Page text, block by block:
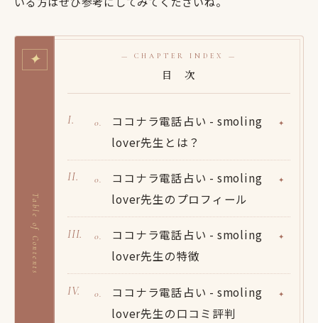
✦
Table of Contents
— CHAPTER INDEX —
目 次
ココナラ電話占い - smoling
lover先生とは？
ココナラ電話占い - smoling
lover先生のプロフィール
ココナラ電話占い - smoling
lover先生の特徴
ココナラ電話占い - smoling
lover先生の口コミ評判